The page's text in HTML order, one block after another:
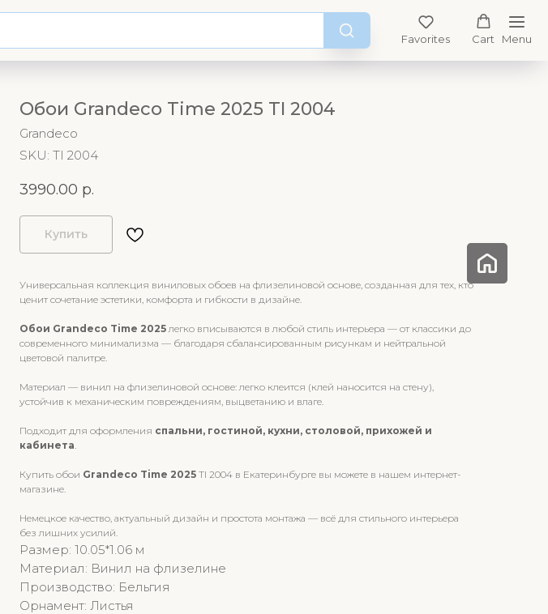
Favorites Cart Menu
Обои Grandeco Time 2025 TI 2004
Grandeco
SKU: TI 2004
3990.00 р.
Купить
Универсальная коллекция виниловых обоев на флизелиновой основе, созданная для тех, кто
ценит сочетание эстетики, комфорта и гибкости в дизайне.
Обои Grandeco Time 2025 легко вписываются в любой стиль интерьера — от классики до
современного минимализма — благодаря сбалансированным рисункам и нейтральной
цветовой палитре.
Материал — винил на флизелиновой основе: легко клеится (клей наносится на стену),
устойчив к механическим повреждениям, выцветанию и влаге.
Подходит для оформления спальни, гостиной, кухни, столовой, прихожей и
кабинета
Купить обои Grandeco Time 2025 TI 2004 в Екатеринбурге вы можете в нашем интернет-
магазине.
Немецкое качество, актуальный дизайн и простота монтажа — всё для стильного интерьера
без лишних усилий.
Размер: 10.05*1.06 м
Материал: Винил на флизелине
Производство: Бельгия
Орнамент: Листья